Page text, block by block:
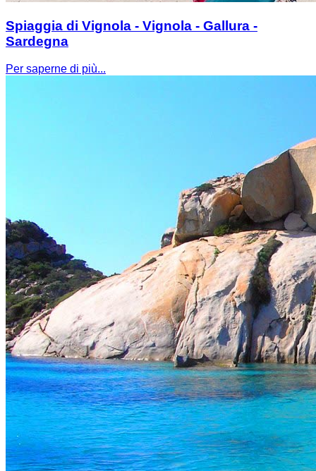
Spiaggia di Vignola - Vignola - Gallura -
Sardegna
Per saperne di più...